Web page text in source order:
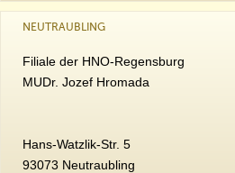
NEUTRAUBLING
Filiale der HNO-Regensburg
MUDr. Jozef Hromada
Hans-Watzlik-Str. 5
93073 Neutraubling